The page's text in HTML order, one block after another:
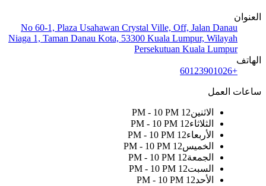
العنوان
No 60-1, Plaza Usahawan Crystal Ville, Off, Jalan Danau
Niaga 1, Taman Danau Kota, 53300 Kuala Lumpur, Wilayah
Persekutuan Kuala Lumpur
الهاتف
+60123901026
ساعات العمل
الاثنين12 PM - 10 PM
الثلاثاء12 PM - 10 PM
الأربعاء12 PM - 10 PM
الخميس12 PM - 10 PM
الجمعة12 PM - 10 PM
السبت12 PM - 10 PM
الأحد12 PM - 10 PM